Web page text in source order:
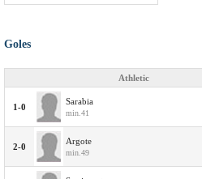
Goles
Athletic
1-0
Sarabia
min.41
2-0
Argote
min.49